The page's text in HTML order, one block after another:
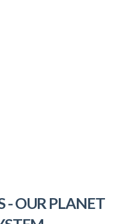
- OUR PLANET